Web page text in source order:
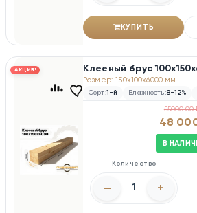
КУПИТЬ
АКЦИЯ! Клееный брус
Размер: 150x100x6000 мм
Сорт:1-й Влажность:8-12%
55000.00
48
В
Количество
– +